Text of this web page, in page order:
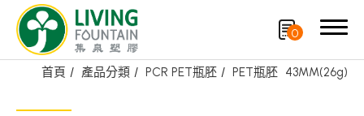
0
首頁 產品分類 PCR PET瓶胚 PET瓶胚 43MM(26g)